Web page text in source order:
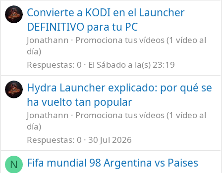
Convierte a KODI en el Launcher
DEFINITIVO para tu PC
Jonathann
Promociona tus vídeos (1 vídeo al
día)
Respuestas 0 El Sábado a la(s) 23:19
Hydra Launcher explicado: por qué se
ha vuelto tan popular
Jonathann
Promociona tus vídeos (1 vídeo al
día)
Respuestas 0 30 Jul 2026
N
Fifa mundial 98 Argentina vs Paises